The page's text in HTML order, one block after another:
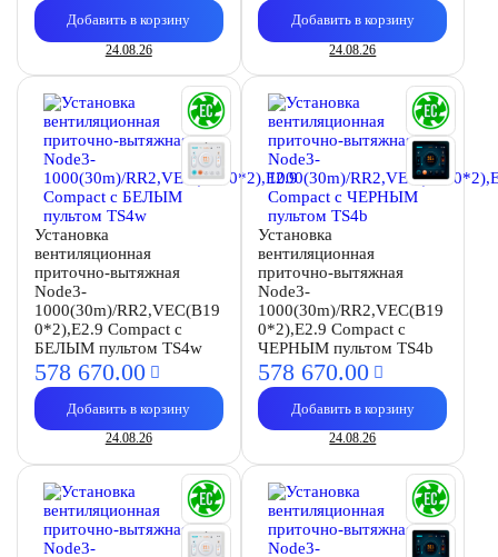
Добавить в корзину
24.08.26
Добавить в корзину
24.08.26
Установка
вентиляционная
приточно-вытяжная
Node3-
1000(30m)/RR2,VEC(B19
0*2),E2.9 Compact с
БЕЛЫМ пультом TS4w
578 670.00
Добавить в корзину
24.08.26
Установка
вентиляционная
приточно-вытяжная
Node3-
1000(30m)/RR2,VEC(B19
0*2),E2.9 Compact с
ЧЕРНЫМ пультом TS4b
578 670.00
Добавить в корзину
24.08.26